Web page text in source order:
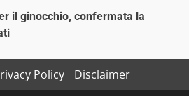
il ginocchio, confermata la
Policy
Disclaimer